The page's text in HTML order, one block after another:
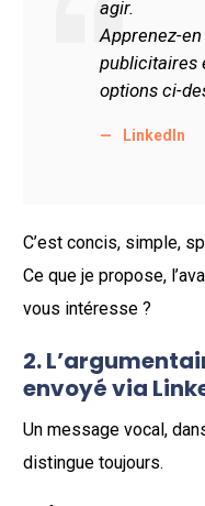
agir.
Apprenez-
publicitaires
options ci-
LinkedIn
C’est concis, simple,
Ce que je propose,
vous intéresse ?
2.
envoyé via
Un message vocal,
distingue toujours.